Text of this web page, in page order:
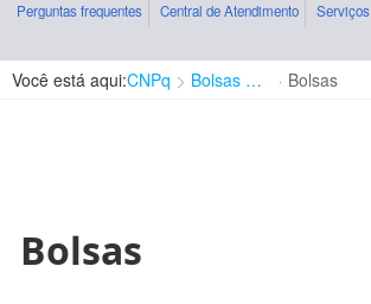
Perguntas frequentes Central de Atendimento Serviços
Você está aqui:CNPq Bolsas e Auxílios Vigentes Bolsas
Bolsas